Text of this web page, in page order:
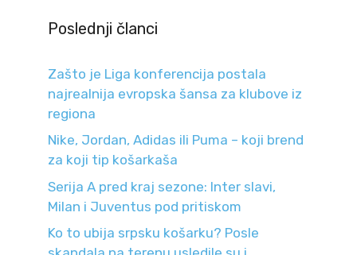
Poslednji članci
Zašto je Liga konferencija postala
najrealnija evropska šansa za klubove iz
regiona
Nike, Jordan, Adidas ili Puma – koji brend
za koji tip košarkaša
Serija A pred kraj sezone: Inter slavi,
Milan i Juventus pod pritiskom
Ko to ubija srpsku košarku? Posle